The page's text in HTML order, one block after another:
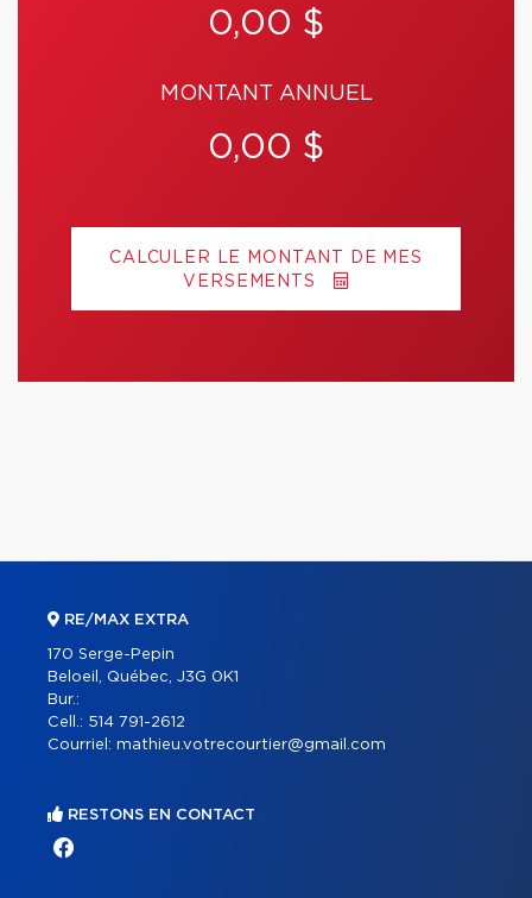
0,00 $
MONTANT ANNUEL
0,00 $
CALCULER LE MONTANT DE MES
VERSEMENTS
RE/MAX EXTRA
170 Serge-Pepin
Beloeil, Québec, J3G 0K1
Bur.:
Cell.: 514 791-2612
Courriel: mathieu.votrecourtier@gmail.com
RESTONS EN CONTACT